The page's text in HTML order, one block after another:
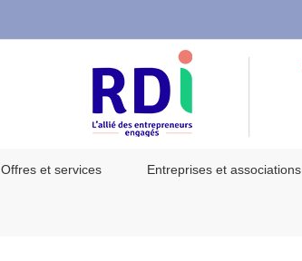
Offres et services Entreprises et associations